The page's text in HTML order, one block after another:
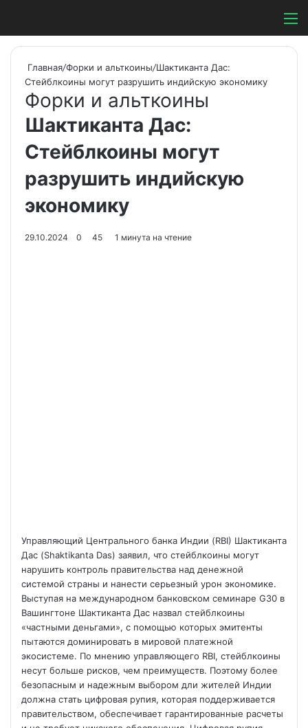
Switch skin
Главная/Форки и альткоины/Шактиканта Дас:
Стейблкоины могут разрушить индийскую экономику
Форки и альткоины
Шактиканта Дас:
Стейблкоины могут
разрушить индийскую
экономику
29.10.2024 0 45 1 минута на чтение
Управляющий Центрального банка Индии (RBI) Шактиканта
Дас (Shaktikanta Das) заявил, что стейблкоины могут
нарушить контроль правительства над денежной
системой страны и нанести серьезный урон экономике.
Выступая на международном банковском семинаре G30 в
Вашингтоне Шактиканта Дас назвал стейблкоины
«частными деньгами», с помощью которых эмитенты
пытаются доминировать в мировой платежной
экосистеме. По мнению управляющего RBI, стейблкоины
несут больше рисков, чем преимуществ. Поэтому более
безопасным и надежным выбором дли жителей Индии
должна стать цифровая рупия, которая поддерживается
правительством, обеспечивает гарантированные расчеты